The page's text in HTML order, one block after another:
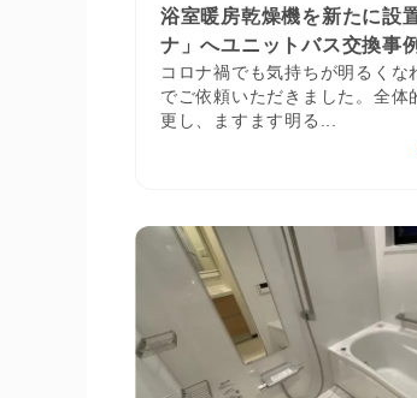
浴室暖房乾燥機を新たに設
ナ」へユニットバス交換事例
コロナ禍でも気持ちが明るくな
でご依頼いただきました。全体
更し、ますます明る...